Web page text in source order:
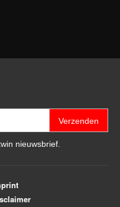
Verzenden
nieuwsbrief.